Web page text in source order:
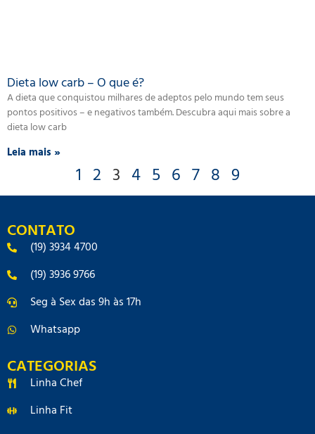
Dieta low carb – O que é?
A dieta que conquistou milhares de adeptos pelo mundo tem seus
pontos positivos – e negativos também. Descubra aqui mais sobre a
dieta low carb
Leia mais »
1 2 3 4 5 6 7 8 9
CONTATO
(19) 3934 4700
(19) 3936 9766
Seg à Sex das 9h às 17h
Whatsapp
CATEGORIAS
Linha Chef
Linha Fit